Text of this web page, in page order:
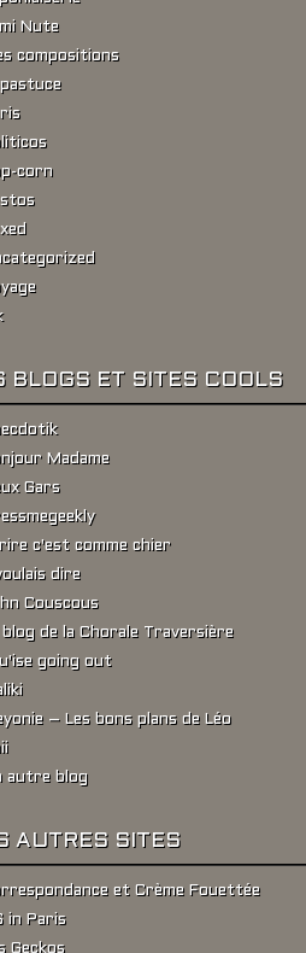
Nute
compositions
corn
BLOGS ET SITES COOLS
Madame
Gars
c'est comme chier
dire
Couscous
blog de la Chorale Traversière
going out
– Les bons plans de Léo
autre blog
AUTRES SITES
et Crème Fouettée
in Paris
Geckos